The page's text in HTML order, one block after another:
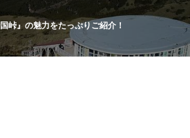
峠』の魅力をたっぷりご紹介！